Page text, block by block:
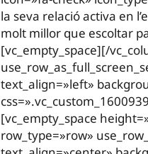
la seva relació activa en
molt millor que escoltar
[vc_empty_space][/
text_align=»left»
[vc_empty_space
row_type=»row»